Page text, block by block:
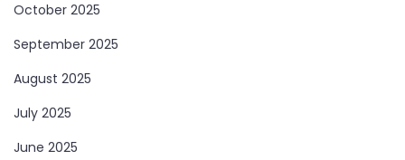
October 2025
September 2025
August 2025
July 2025
June 2025